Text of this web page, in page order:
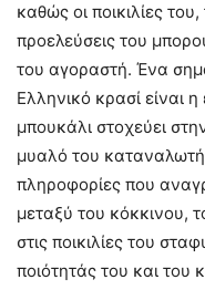
καθώς οι ποικιλίες
προελεύσεις του
του αγοραστή. Ένα
Ελληνικό κρασί είναι
μπουκάλι στοχεύει
μυαλό του
πληροφορίες που
μεταξύ του κόκκινου,
στις ποικιλίες του
ποιότητάς του και του